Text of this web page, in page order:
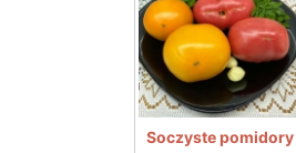
Soczyste pomidory